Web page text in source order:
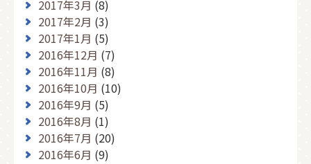
2017年3月 (8)
2017年2月 (3)
2017年1月 (5)
2016年12月 (7)
2016年11月 (8)
2016年10月 (10)
2016年9月 (5)
2016年8月 (1)
2016年7月 (20)
2016年6月 (9)